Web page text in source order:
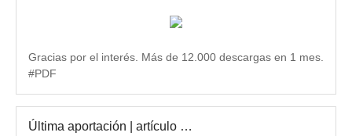
Gracias por el interés. Más de 12.000 descargas en 1 mes.
#PDF
Última aportación | artículo …